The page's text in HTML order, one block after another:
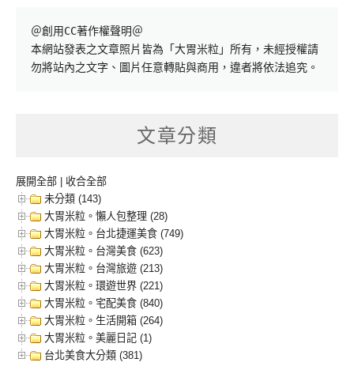
＠創用CC著作權聲明＠
本網站發表之文章照片皆為「大胃米粒」所有，未經授權請
勿將站內之文字、圖片任意轉貼與商用，違者將依法追究。
文章分類
展開全部
收合全部
未分類 (143)
大胃米粒。懶人包整理 (28)
大胃米粒。台北捷運美食 (749)
大胃米粒。台灣美食 (623)
大胃米粒。台灣旅遊 (213)
大胃米粒。環遊世界 (221)
大胃米粒。宅配美食 (840)
大胃米粒。生活開箱 (264)
大胃米粒。美麗日記 (1)
台北美食大分類 (381)